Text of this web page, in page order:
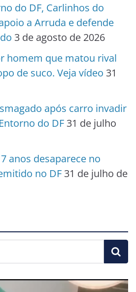
do DF, Carlinhos do
a Arruda e defende
3 de agosto de 2026
homem que matou rival
de suco. Veja vídeo 31
após carro invadir
do DF 31 de julho
anos desaparece no
no DF 31 de julho de